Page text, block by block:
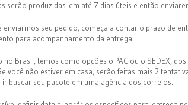
serão produzidas em até 7 dias úteis e então
enviarmos seu pedido, começa a contar o prazo de
para acompanhamento da entrega.
no Brasil, temos como opções o PAC ou o SEDEX,
você não estiver em casa, serão feitas mais 2
ir buscar seu pacote em uma agência dos correios.